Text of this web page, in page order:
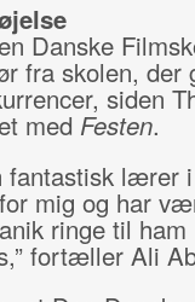
Danske
fra skolen, der
siden
med Festen.
fantastisk lærer
mig og har
ringe til
fortæller Ali